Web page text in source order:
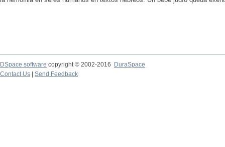
DSpace software copyright © 2002-2016
DuraSpace
Contact Us
Send Feedback